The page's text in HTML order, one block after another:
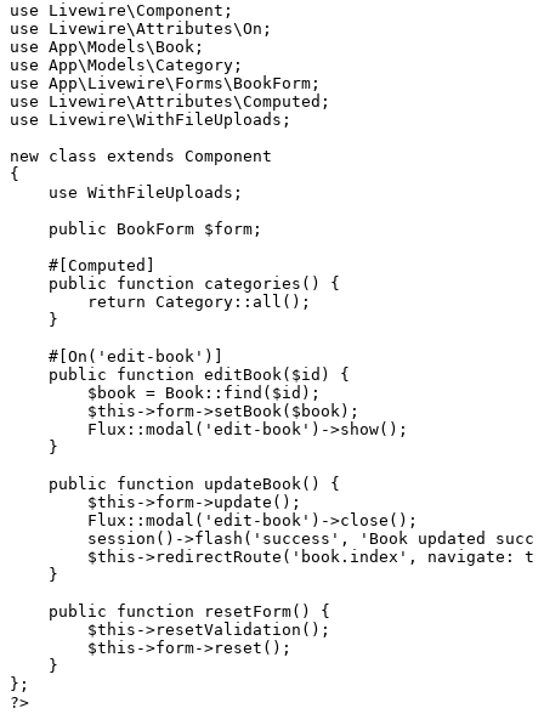
use Livewire\Component ;
use Livewire\Attributes\On ;
use App\Models\ Book ;
use App\Models\Category ;
use App\ Livewire\ Forms\ BookForm ;
use Livewire\Attributes\Computed ;
use Livewire\WithFileUploads ;
new class extends Component
{
    use
WithFileUploads ;
    public
BookForm $form;
    #[
Computed
    public
function categories () {
        return
Category :: all () ;
    }
    #[
On ( 'edit-book' )
    public
function editBook($id) {
        $book
= Book :: find ( $id ) ;
        $this
->form->setBook( $book) ;
        Flux
:: modal ( 'edit-book' ) ->show() ;
    }
    public
function updateBook() {
        $this
->form->update () ;
        Flux
:: modal ( 'edit-book' ) ->close () ;
        session
() ->flash ( 'success' ,
'Book updated
        $this
->redirectRoute ( 'book.index' , navigate :
    }
    public
function resetForm() {
        $this
->resetValidation () ;
        $this
->form->reset () ;
    }
};
?>